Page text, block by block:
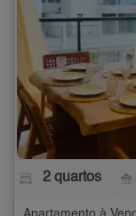
2 quartos